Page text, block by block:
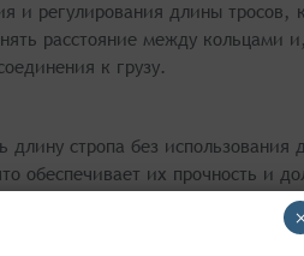
и регулирования длины тросов,
расстояние между кольцами
к грузу.
стропа без использования
обеспечивает их прочность и
длину стропов в большом
в различных отраслях